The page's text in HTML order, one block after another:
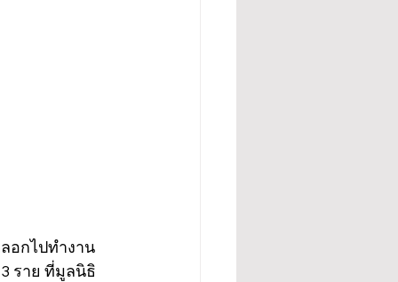
อกไปทำงาน
ราย ที่มูลนิธิ